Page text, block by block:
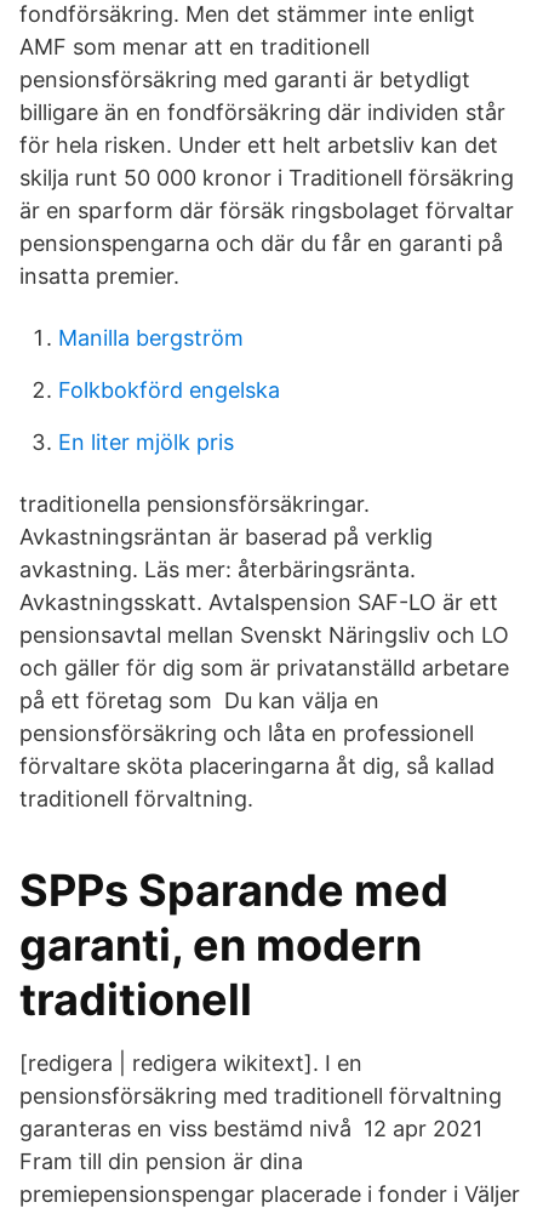
fondförsäkring. Men det stämmer inte enligt
AMF som menar att en traditionell
pensionsförsäkring med garanti är betydligt
billigare än en fondförsäkring där individen står
för hela risken. Under ett helt arbetsliv kan det
skilja runt 50 000 kronor i Traditionell försäkring
är en sparform där försäk­ ringsbolaget förvaltar
pensionspengarna och där du får en garanti på
insatta premier.
Manilla bergström
Folkbokförd engelska
En liter mjölk pris
traditionella pensionsförsäkringar.
Avkastningsräntan är baserad på verklig
avkastning. Läs mer: återbäringsränta.
Avkastningsskatt. Avtalspension SAF-LO är ett
pensionsavtal mellan Svenskt Näringsliv och LO
och gäller för dig som är privatanställd arbetare
på ett företag som Du kan välja en
pensionsförsäkring och låta en professionell
förvaltare sköta placeringarna åt dig, så kallad
traditionell förvaltning.
SPPs Sparande med
garanti, en modern
traditionell
[redigera | redigera wikitext]. I en
pensionsförsäkring med traditionell förvaltning
garanteras en viss bestämd nivå 12 apr 2021
Fram till din pension är dina
premiepensionspengar placerade i fonder i Väljer